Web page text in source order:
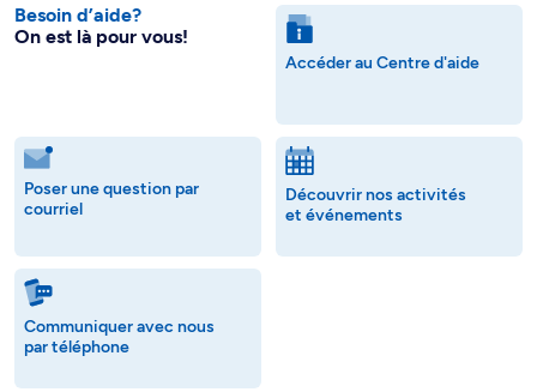
Besoin d’aide?
On est là pour vous!
Accéder au Centre d'aide
Poser une question par
courriel
Découvrir nos activités
et événements
Communiquer avec nous
par téléphone